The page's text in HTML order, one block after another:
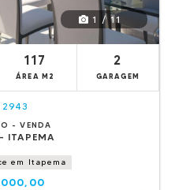
1 / 11
117
ÁREA M2
2
GARAGEM
- VENDA
ITAPEMA
em Itapema